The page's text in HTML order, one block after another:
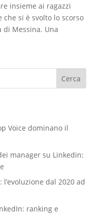
insieme ai ragazzi
che si è svolto lo scorso
Messina. Una
Cerca
Voice dominano il
manager su Linkedin:
dal 2020 ad
ranking e